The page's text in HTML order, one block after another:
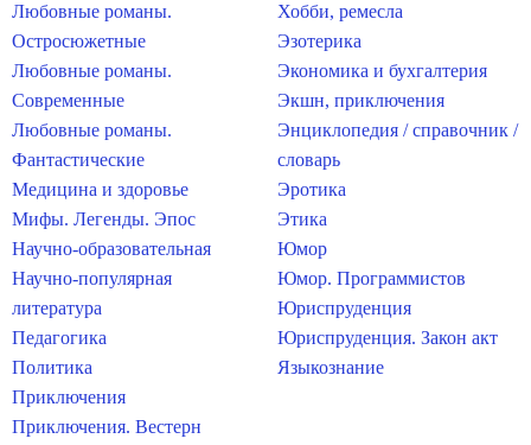
Любовные романы.
Остросюжетные
Любовные романы.
Современные
Любовные романы.
Фантастические
Медицина и здоровье
Мифы. Легенды. Эпос
Научно-образовательная
Научно-популярная
литература
Педагогика
Политика
Приключения
Приключения. Вестерн
Хобби, ремесла
Эзотерика
Экономика и бухгалтерия
Экшн, приключения
Энциклопедия / справочник /
словарь
Эротика
Этика
Юмор
Юмор. Программистов
Юриспруденция
Юриспруденция. Закон акт
Языкознание